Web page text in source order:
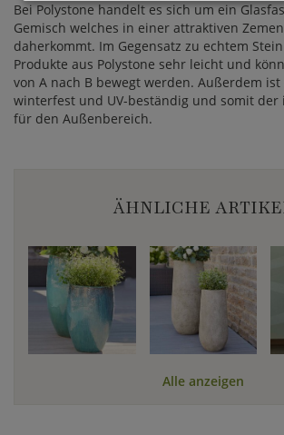
Bei Polystone handelt es sich um ein
Gemisch welches in einer attraktiven
daherkommt. Im Gegensatz zu echtem
Produkte aus Polystone sehr leicht und
von A nach B bewegt werden. Außerdem
winterfest und UV-beständig und somit der
für den Außenbereich.
ÄHNLICHE
Alle anzeigen